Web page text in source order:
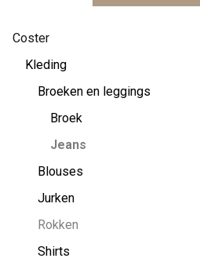
male
mode
Coster
Kleding
Broeken en leggings
Broek
Jeans
Blouses
Jurken
Rokken
Shirts